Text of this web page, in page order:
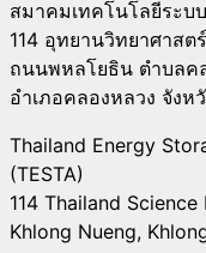
สมาคมเทคโนโลยีระบ
114 อุทยานวิทยาศาสต
ถนนพหลโยธิน ตำบลค
อำเภอคลองหลวง จังห
Thailand Energy
(TESTA)
114 Thailand
Khlong Nueng,